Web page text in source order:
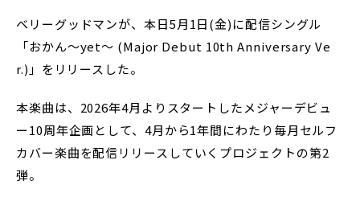
ベリーグッドマンが、本日5月1日(金)に配信シングル
「おかん〜yet〜 (Major Debut 10th Anniversary Ve
r.)」をリリースした。
本楽曲は、2026年4月よりスタートしたメジャーデビュ
ー10周年企画として、4月から1年間にわたり毎月セルフ
カバー楽曲を配信リリースしていくプロジェクトの第2
弾。